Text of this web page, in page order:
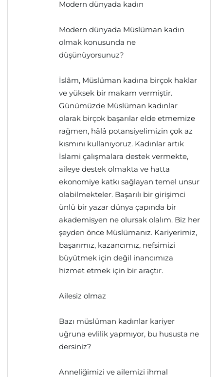
Modern dünyada kadın
Modern dünyada Müslüman kadın
olmak konusunda ne
düşünüyorsunuz?
İslâm, Müslüman kadına birçok haklar
ve yüksek bir makam vermiştir.
Günümüzde Müslüman kadınlar
olarak birçok başarılar elde etmemize
rağmen, hâlâ potansiyelimizin çok az
kısmını kullanıyoruz. Kadınlar artık
İslami çalışmalara destek vermekte,
aileye destek olmakta ve hatta
ekonomiye katkı sağlayan temel unsur
olabilmekteler. Başarılı bir girişimci
ünlü bir yazar dünya çapında bir
akademisyen ne olursak olalım. Biz her
şeyden önce Müslümanız. Kariyerimiz,
başarımız, kazancımız, nefsimizi
büyütmek için değil inancımıza
hizmet etmek için bir araçtır.
Ailesiz olmaz
Bazı müslüman kadınlar kariyer
uğruna evlilik yapmıyor, bu hususta ne
dersiniz?
Anneliğimizi ve ailemizi ihmal